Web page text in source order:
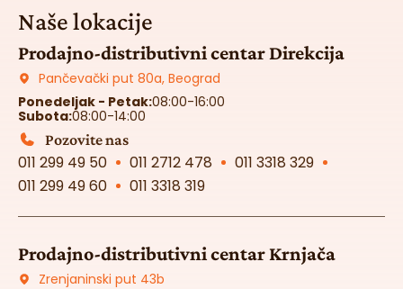
Naše lokacije
Prodajno-distributivni centar Direkcija
Pančevački put 80a, Beograd
Ponedeljak - Petak:08:00-16:00
Subota:08:00-14:00
Pozovite nas
011 299 49 50 011 2712 478
011 3318 329
011 299 49 60
011 3318 319
Prodajno-distributivni centar Krnjača
Zrenjaninski put 43b